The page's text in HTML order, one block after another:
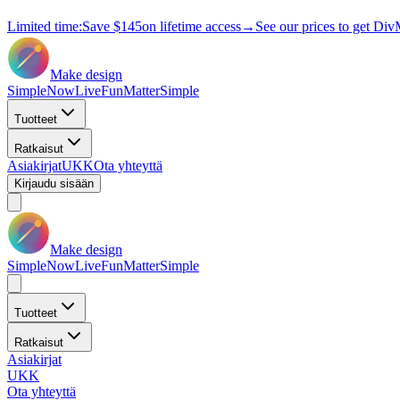
Limited time:Save $145on lifetime access→ See our prices to get
Make design
SimpleNowLiveFunMatterSimple
Tuotteet
Ratkaisut
AsiakirjatUKKOta yhteyttä
Kirjaudu sisään
Make design
SimpleNowLiveFunMatterSimple
Tuotteet
Ratkaisut
Asiakirjat
UKK
Ota yhteyttä